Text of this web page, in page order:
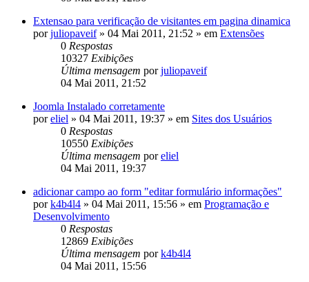
Extensao para verificação de visitantes em pagina dinamica
porjuliopaveif» 04 Mai 2011, 21:52 » em Extensões
0 Respostas
10327 Exibições
Última mensagem porjuliopaveif
04 Mai 2011, 21:52
Joomla Instalado corretamente
poreliel » 04 Mai 2011, 19:37 » em Sites dos Usuários
0 Respostas
10550 Exibições
Última mensagem poreliel
04 Mai 2011, 19:37
adicionar campo ao form "editar formulário informações"
pork4b4l4 » 04 Mai 2011, 15:56 » em Programação e
Desenvolvimento
0 Respostas
12869 Exibições
Última mensagem pork4b4l4
04 Mai 2011, 15:56